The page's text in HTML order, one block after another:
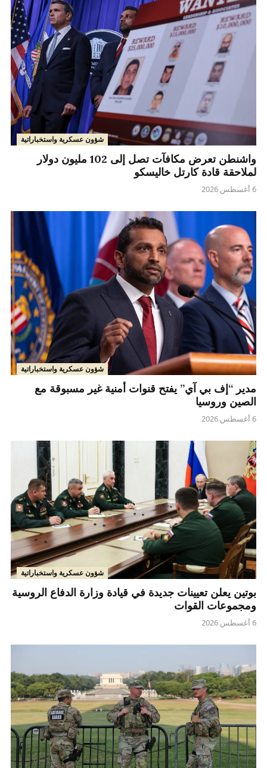
شؤون عسكرية واستخباراتية
واشنطن تعرض مكافآت تصل إلى 102 مليون دولار
لملاحقة قادة كارتل خاليسكو
6 أغسطس 2026
شؤون عسكرية واستخباراتية
مدير “إف بي آي” يفتح قنوات أمنية غير مسبوقة مع
الصين وروسيا
6 أغسطس 2026
شؤون عسكرية واستخباراتية
بوتين يعلن تعيينات جديدة في قيادة وزارة الدفاع الروسية
ومجموعات القوات
6 أغسطس 2026